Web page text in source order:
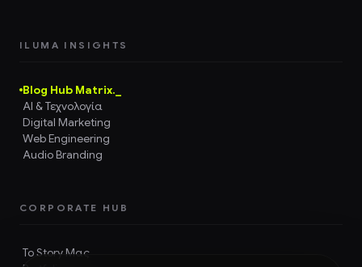
ILUMA INSIGHTS
Blog Hub Matrix._
AI & Τεχνολογία
Digital Marketing
Web Engineering
Audio Branding
CORPORATE HUB
Το Story Μας